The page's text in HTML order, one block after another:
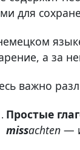
для
а за
важно
Простые
missachten—